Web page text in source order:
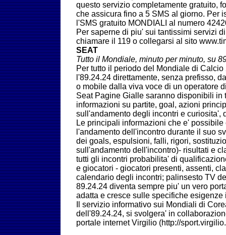
questo servizio completamente gratuito,
che assicura fino a 5 SMS al giorno. Per
l'SMS gratuito MONDIALI al numero
Per saperne di piu' sui tantissimi servizi
chiamare il 119 o collegarsi al sito
SEAT
Tutto il Mondiale, minuto per minuto, su
Per tutto il periodo del Mondiale di
l'89.24.24 direttamente, senza prefisso,
o mobile dalla viva voce di un operatore
Seat Pagine Gialle saranno disponibili in
informazioni su partite, goal, azioni
sull'andamento degli incontri e curiosita',
Le principali informazioni che e'
l'andamento dell'incontro durante il suo
dei goals, espulsioni, falli, rigori,
sull'andamento dell'incontro)- risultati e
tutti gli incontri probabilita' di
e giocatori - giocatori presenti, assenti,
calendario degli incontri; palinsesto TV
89.24.24 diventa sempre piu' un vero
adatta e cresce sulle specifiche
Il servizio informativo sui Mondiali di
dell'89.24.24, si svolgera' in
portale internet Virgilio (http://